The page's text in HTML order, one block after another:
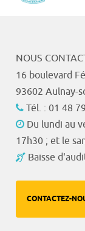
NOUS
16 boulevard
93602 Aulnay-
Tél. : 01 48
Du lundi au
17h30 ; et le
Baisse
CONTACTEZ-